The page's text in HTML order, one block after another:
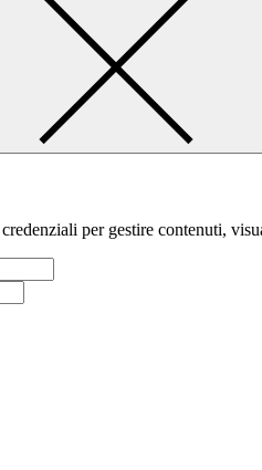
per gestire contenuti,